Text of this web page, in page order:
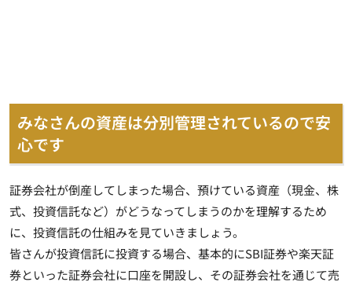
みなさんの資産は分別管理されているので安
心です
証券会社が倒産してしまった場合、預けている資産（現金、株
式、投資信託など）がどうなってしまうのかを理解するため
に、投資信託の仕組みを見ていきましょう。
皆さんが投資信託に投資する場合、基本的にSBI証券や楽天証
券といった証券会社に口座を開設し、その証券会社を通じて売